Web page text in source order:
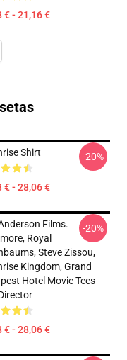
€ - 21,16 €
Shirt
€ - 28,06 €
-20%
Films.
Royal
Steve Zissou,
Kingdom, Grand
Hotel Movie Tees
€ - 28,06 €
-20%